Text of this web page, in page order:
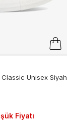
Unisex Siyah
Fiyatı